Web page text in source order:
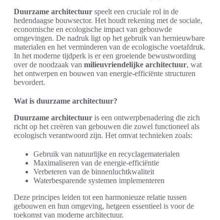
Duurzame architectuur speelt een cruciale rol in de
hedendaagse bouwsector. Het houdt rekening met de sociale,
economische en ecologische impact van gebouwde
omgevingen. De nadruk ligt op het gebruik van hernieuwbare
materialen en het verminderen van de ecologische voetafdruk.
In het moderne tijdperk is er een groeiende bewustwording
over de noodzaak van milieuvriendelijke architectuur, wat
het ontwerpen en bouwen van energie-efficiënte structuren
bevordert.
Wat is duurzame architectuur?
Duurzame architectuur is een ontwerpbenadering die zich
richt op het creëren van gebouwen die zowel functioneel als
ecologisch verantwoord zijn. Het omvat technieken zoals:
Gebruik van natuurlijke en recyclagematerialen
Maximaliseren van de energie-efficiëntie
Verbeteren van de binnenluchtkwaliteit
Waterbesparende systemen implementeren
Deze principes leiden tot een harmonieuze relatie tussen
gebouwen en hun omgeving, hetgeen essentieel is voor de
toekomst van moderne architectuur.